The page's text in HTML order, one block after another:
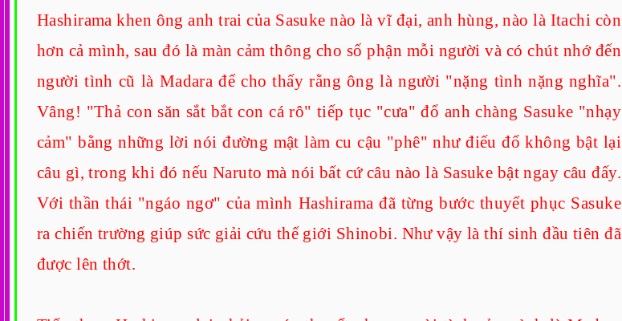
Hashirama khen ông anh trai của Sasuke nào là vĩ đại, anh hùng, nào là Itachi còn
hơn cả mình, sau đó là màn cảm thông cho số phận mỗi người và có chút nhớ đến
người tình cũ là Madara để cho thấy rằng ông là người "nặng tình nặng nghĩa".
Vâng! "Thả con săn sắt bắt con cá rô" tiếp tục "cưa" đổ anh chàng Sasuke "nhạy
cảm" bằng những lời nói đường mật làm cu cậu "phê" như điếu đổ không bật lại
câu gì, trong khi đó nếu Naruto mà nói bất cứ câu nào là Sasuke bật ngay câu đấy.
Với thần thái "ngáo ngơ" của mình Hashirama đã từng bước thuyết phục Sasuke
ra chiến trường giúp sức giải cứu thế giới Shinobi. Như vậy là thí sinh đầu tiên đã
được lên thớt.